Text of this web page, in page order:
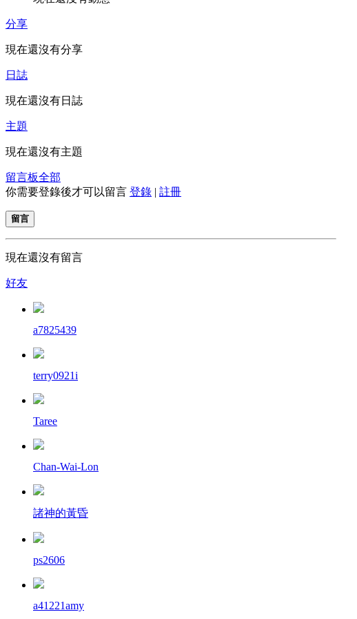
分享
現在還沒有分享
日誌
現在還沒有日誌
主題
現在還沒有主題
留言板全部
你需要登錄後才可以留言 登錄 | 註冊
留言
現在還沒有留言
好友
a7825439
terry0921i
Taree
Chan-Wai-Lon
諸神的黃昏
ps2606
a41221amy